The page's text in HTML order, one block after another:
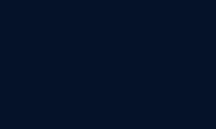
مهمتنا هي تمكين الشركات بمختلف أحجامها من
استثنائية من خلال مناهج استراتيجية مبتكرة.